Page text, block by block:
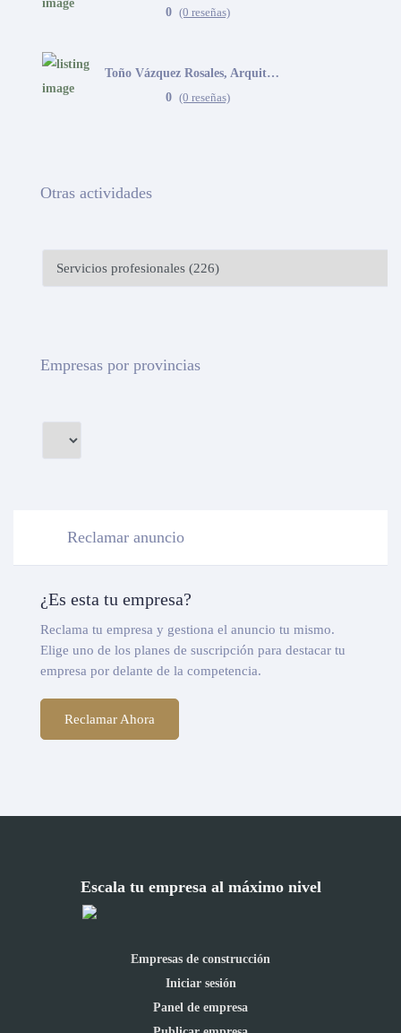
0 (0 reseñas)
Toño Vázquez Rosales, Arquitecto
0 (0 reseñas)
Otras actividades
Empresas por provincias
Reclamar anuncio
¿Es esta tu empresa?
Reclama tu empresa y gestiona el anuncio tu mismo.
Elige uno de los planes de suscripción para destacar tu
empresa por delante de la competencia.
Reclamar Ahora
Escala tu empresa al máximo nivel
Empresas de construcción
Iniciar sesión
Panel de empresa